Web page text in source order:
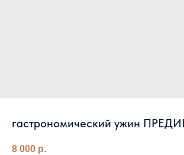
гастрономический ужин
8 000 р.